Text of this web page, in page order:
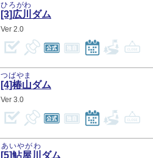
[3]広川
ひろがわ
ダム
2.0
[4]椿山
つばやま
ダム
3.0
[5]鮎屋川
あいやがわ
ダム